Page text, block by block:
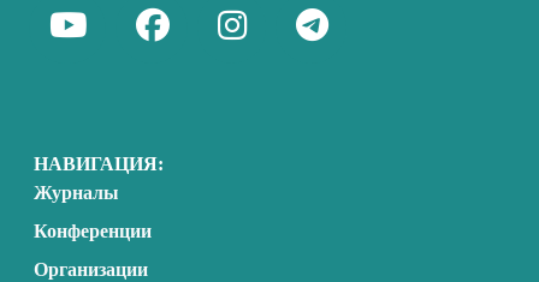
НАВИГАЦИЯ:
Журналы
Конференции
Организации